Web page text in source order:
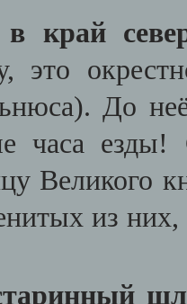
в край
это
До
часа езды!
Великого
из